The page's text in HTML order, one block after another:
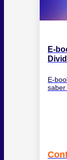
E-
E-
saber